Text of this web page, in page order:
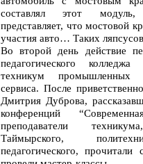
составлял этот
представляет, что мостовой
участия авто… Таких
Во второй день действие
педагогического
техникум промышленных
сервиса. После
Дмитрия Дуброва,
конференций
преподаватели
Таймырского,
педагогического,